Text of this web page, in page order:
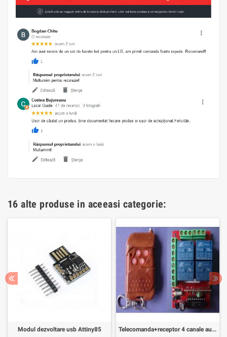
16 alte produse in aceeasi categorie:
Modul dezvoltare usb Attiny85 Telecomanda+receptor 4 canale automatizari tip1